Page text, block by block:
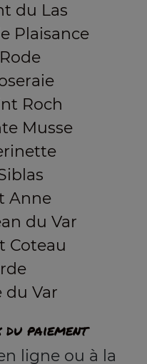
du Las
Plaisance
Roch
Musse
Anne
du Var
Coteau
du Var
paiement
ligne ou à la